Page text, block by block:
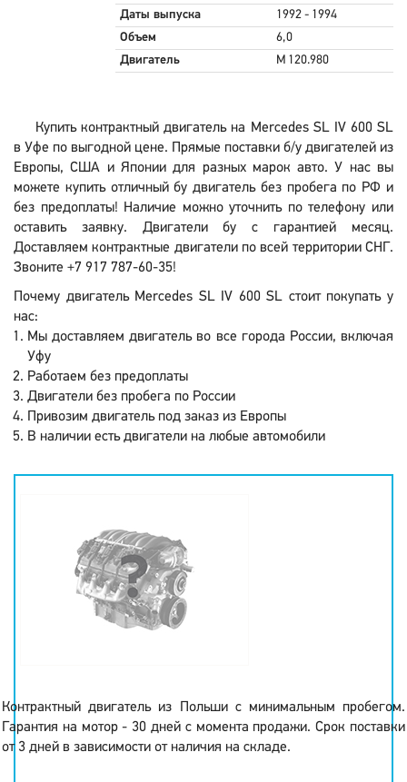
Даты выпуска
1992 - 1994
Объем
6,0
Двигатель
M 120.980
Купить контрактный двигатель на Mercedes SL IV 600 SL
в Уфе по выгодной цене. Прямые поставки б/у двигателей из
Европы, США и Японии для разных марок авто. У нас вы
можете купить отличный бу двигатель без пробега по РФ и
без предоплаты! Наличие можно уточнить по телефону или
оставить заявку. Двигатели бу с гарантией месяц.
Доставляем контрактные двигатели по всей территории СНГ.
Звоните +7 917 787-60-35!
Почему двигатель Mercedes SL IV 600 SL стоит покупать у
нас:
Мы доставляем двигатель во все города России, включая
Уфу
Работаем без предоплаты
Двигатели без пробега по России
Привозим двигатель под заказ из Европы
В наличии есть двигатели на любые автомобили
Контрактный двигатель из Польши с минимальным пробегом.
Гарантия на мотор - 30 дней с момента продажи. Срок поставки
от 3 дней в зависимости от наличия на складе.